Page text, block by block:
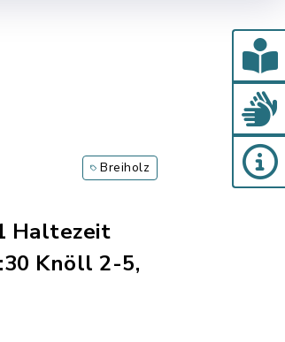
Breiholz
Haltezeit
Knöll 2-5,